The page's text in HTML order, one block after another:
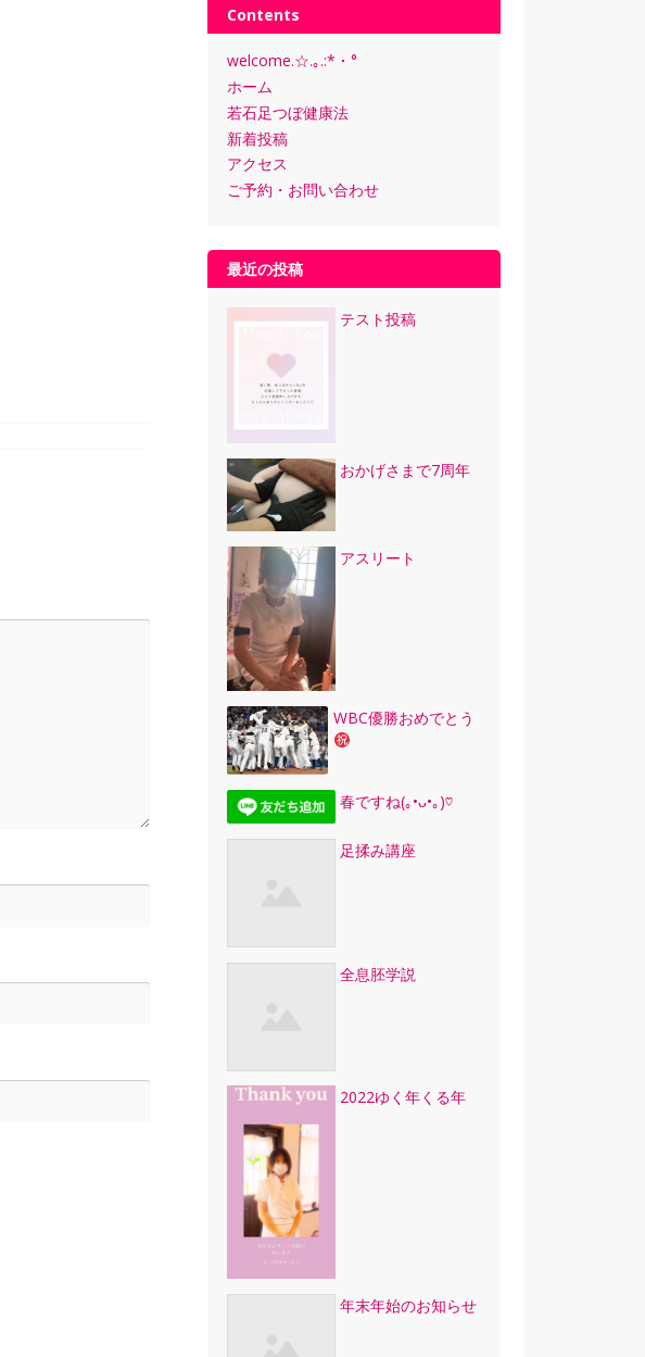
Contents
welcome.☆.｡.:*・°
ホーム
若石足つぼ健康法
新着投稿
アクセス
ご予約・お問い合わせ
最近の投稿
テスト投稿
おかげさまで7周年
アスリート
WBC優勝おめでとう
春ですね(｡•ᴗ•｡)♡
足揉み講座
全息胚学説
2022ゆく年くる年
年末年始のお知らせ